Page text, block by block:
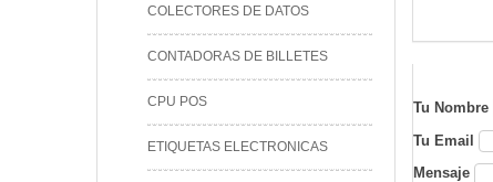
COLECTORES DE DATOS
CONTADORAS DE BILLETES
CPU POS
ETIQUETAS ELECTRONICAS
Tu Nombre
Tu Email
Mensaje